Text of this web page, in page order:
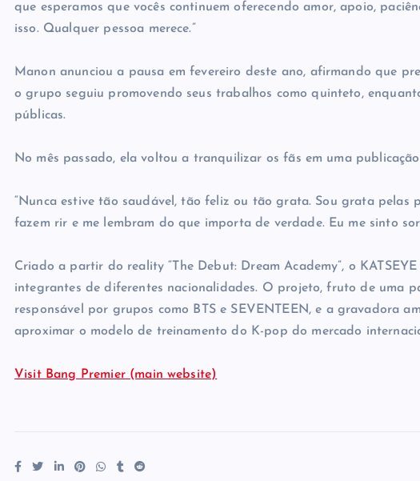
que esperamos que vocês continuem oferecendo amor, apoio,
isso. Qualquer pessoa merece.”
Manon anunciou a pausa em fevereiro deste ano, afirmando que
o grupo seguiu promovendo seus trabalhos como quinteto,
públicas.
No mês passado, ela voltou a tranquilizar os fãs em uma
“Nunca estive tão saudável, tão feliz ou tão grata. Sou grata pelas
fazem rir e me lembram do que importa de verdade. Eu me sinto
Criado a partir do reality “The Debut: Dream Academy”, o
integrantes de diferentes nacionalidades. O projeto, fruto de uma
responsável por grupos como BTS e SEVENTEEN, e a gravadora
aproximar o modelo de treinamento do K-pop do mercado
Visit Bang Premier (main website)